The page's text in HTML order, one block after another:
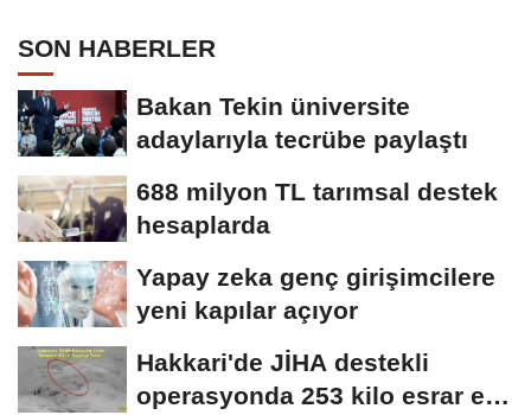
SON HABERLER
Bakan Tekin üniversite
adaylarıyla tecrübe paylaştı
688 milyon TL tarımsal destek
hesaplarda
Yapay zeka genç girişimcilere
yeni kapılar açıyor
Hakkari'de JİHA destekli
operasyonda 253 kilo esrar ele